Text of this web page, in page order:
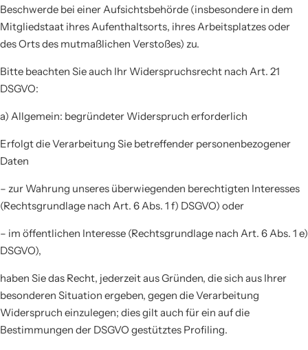
Beschwerde bei einer Aufsichtsbehörde (insbesondere in dem
Mitgliedstaat ihres Aufenthaltsorts, ihres Arbeitsplatzes oder
des Orts des mutmaßlichen Verstoßes) zu.
Bitte beachten Sie auch Ihr Widerspruchsrecht nach Art. 21
DSGVO:
a) Allgemein: begründeter Widerspruch erforderlich
Erfolgt die Verarbeitung Sie betreffender personenbezogener
Daten
– zur Wahrung unseres überwiegenden berechtigten Interesses
(Rechtsgrundlage nach Art. 6 Abs. 1 f) DSGVO) oder
– im öffentlichen Interesse (Rechtsgrundlage nach Art. 6 Abs. 1 e)
DSGVO),
haben Sie das Recht, jederzeit aus Gründen, die sich aus Ihrer
besonderen Situation ergeben, gegen die Verarbeitung
Widerspruch einzulegen; dies gilt auch für ein auf die
Bestimmungen der DSGVO gestütztes Profiling.